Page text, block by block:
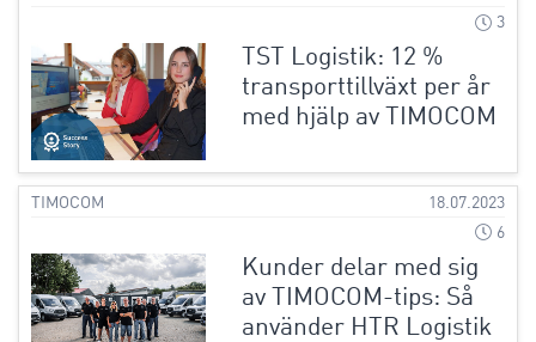
3
TST Logistik: 12 %
transporttillväxt per år
med hjälp av TIMOCOM
TIMOCOM
18.07.2023
6
Kunder delar med sig
av TIMOCOM-tips: Så
använder HTR Logistik